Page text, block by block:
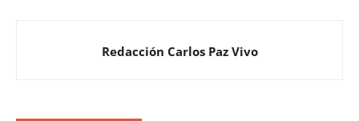
Redacción Carlos Paz Vivo